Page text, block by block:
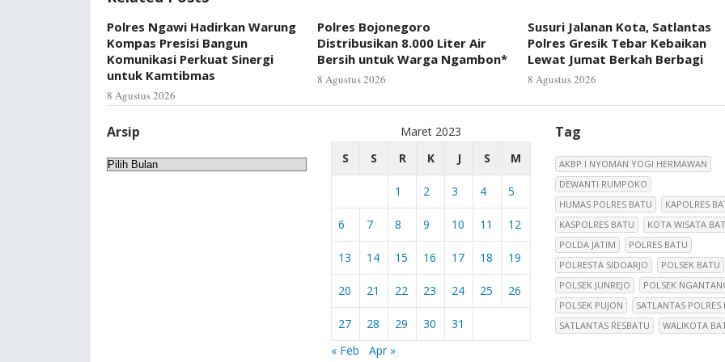
Polres Ngawi Hadirkan Warung
Kompas Presisi Bangun
Komunikasi Perkuat Sinergi
untuk Kamtibmas
8 Agustus 2026
Polres Bojonegoro
Distribusikan 8.000 Liter Air
Bersih untuk Warga Ngambon*
8 Agustus 2026
Susuri Jalanan Kota, Satlantas
Polres Gresik Tebar Kebaikan
Lewat Jumat Berkah Berbagi
8 Agustus 2026
Arsip
Arsip
Maret 2023
S
S R K J S M
1 2 3 4 5
6 7 8 9 10 11 12
13 14 15 16 17 18 19
20 21 22 23 24 25 26
27 28 29 30
31
« Feb
Apr »
Tag
AKBP I NYOMAN YOGI HERMAWAN
DEWANTI RUMPOKO
HUMAS POLRES BATU
KAPOLRES
KASPOLRES BATU
KOTA WISATA
POLDA JATIM
POLRES BATU
POLRESTA SIDOARJO
POLSEK BATU
POLSEK JUNREJO
POLSEK
POLSEK PUJON
SATLANTAS POLRES
SATLANTAS RESBATU
WALIKOTA